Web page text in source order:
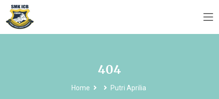
404
Home Putri Aprilia